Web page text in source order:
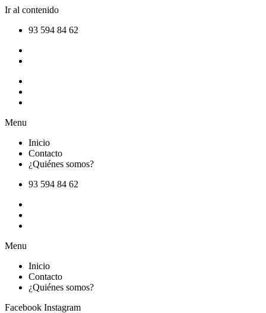
Ir al contenido
93 594 84 62
Menu
Inicio
Contacto
¿Quiénes somos?
93 594 84 62
Menu
Inicio
Contacto
¿Quiénes somos?
Facebook Instagram